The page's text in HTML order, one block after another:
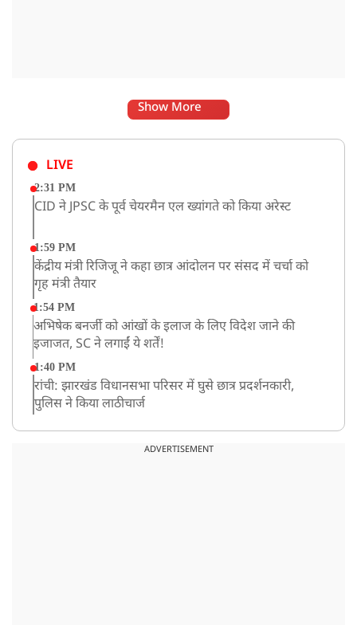
Show More
LIVE
2:31 PM
CID ने JPSC के पूर्व चेयरमैन एल ख्यांगते को किया अरेस्ट
1:59 PM
केंद्रीय मंत्री रिजिजू ने कहा छात्र आंदोलन पर संसद में चर्चा को
गृह मंत्री तैयार
1:54 PM
अभिषेक बनर्जी को आंखों के इलाज के लिए विदेश जाने की
इजाजत, SC ने लगाईं ये शर्तें!
1:40 PM
रांची: झारखंड विधानसभा परिसर में घुसे छात्र प्रदर्शनकारी,
पुलिस ने किया लाठीचार्ज
संसद में फिर हंगामा, कार्यवाही स्थगित, नहीं चल सका प्रश्नकाल
ADVERTISEMENT